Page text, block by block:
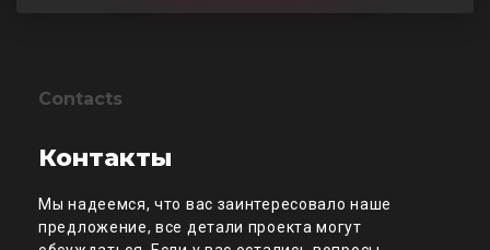
Contacts
Контакты
Мы надеемся, что вас заинтересовало наше
предложение, все детали проекта могут